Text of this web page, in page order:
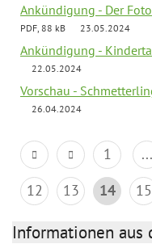
Ankündigung - Der
PDF, 88 kB 23.05.2024
Ankündigung -
22.05.2024
Vorschau -
26.04.2024
1 ...
12
13 14 15
Informationen aus